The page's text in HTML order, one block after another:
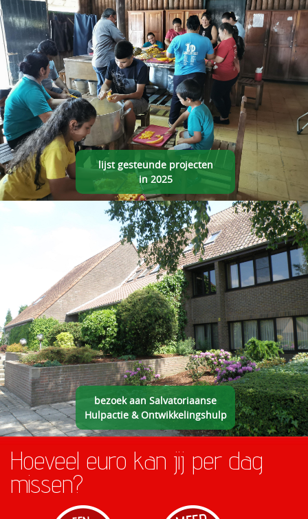
lijst gesteunde projecten
in 2025
bezoek aan Salvatoriaanse
Hulpactie & Ontwikkelingshulp
Hoeveel euro kan jij per dag
missen?